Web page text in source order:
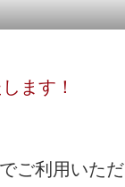
ます！
ご利用いただ